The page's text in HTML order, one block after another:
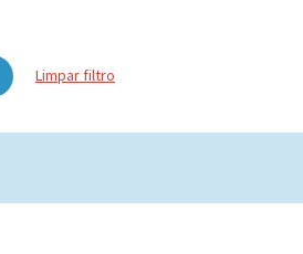
Limpar filtro